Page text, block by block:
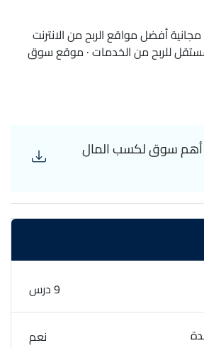
أفضل مواقع الربح من الانترنت
مستقل للربح من الخدمات · موقع سوق
Online Business Mind Profit from
سوق لكسب المال
9 درس
نعم